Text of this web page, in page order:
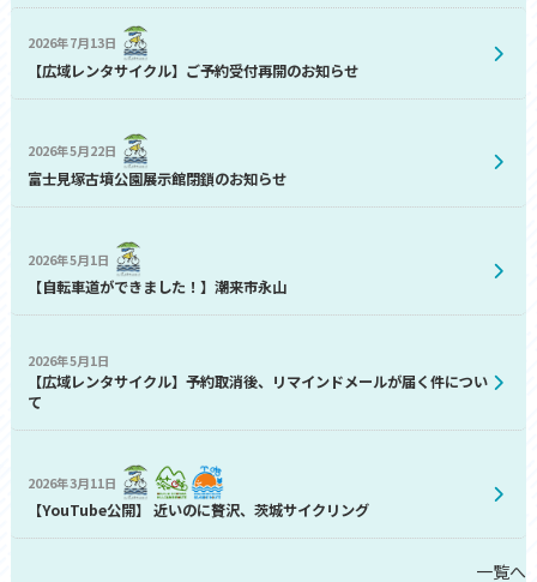
2026年7月13日
【広域レンタサイクル】ご予約受付再開のお知らせ
2026年5月22日
富士見塚古墳公園展示館閉鎖のお知らせ
2026年5月1日
【自転車道ができました！】潮来市永山
2026年5月1日
【広域レンタサイクル】予約取消後、リマインドメールが届く件につい
て
2026年3月11日
【YouTube公開】 近いのに贅沢、茨城サイクリング
一覧へ